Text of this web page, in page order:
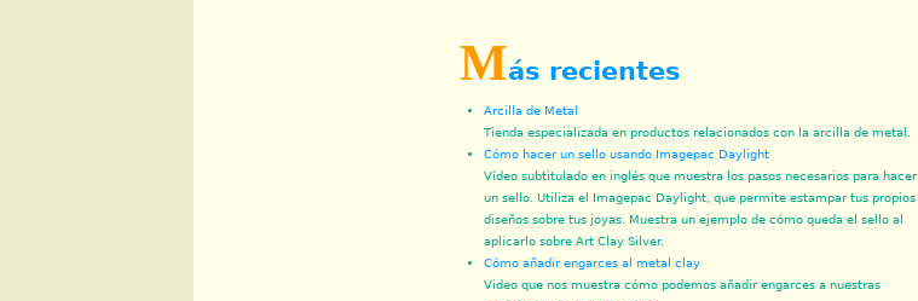
Más recientes
Arcilla de Metal
Tienda especializada en productos relacionados con la arcilla de metal.
Cómo hacer un sello usando Imagepac Daylight
Vídeo subtitulado en inglés que muestra los pasos necesarios para hacer
un sello. Utiliza el Imagepac Daylight, que permite estampar tus propios
diseños sobre tus joyas. Muestra un ejemplo de cómo queda el sello al
aplicarlo sobre Art Clay Silver.
Cómo añadir engarces al metal clay
Video que nos muestra cómo podemos añadir engarces a nuestras